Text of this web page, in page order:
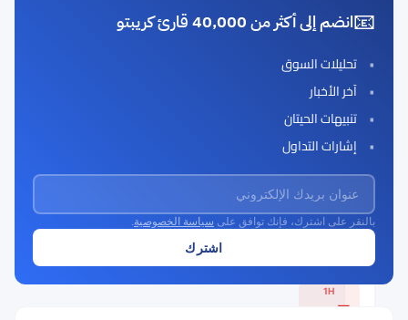
إيثينا
(Ethena)
السعر الحالي
$0.0954
1H
▼
📧انضم إلى أكثر من 40,000 قارئ كريبتو
تحليلات السوق
آخر الأخبار
تنبيهات الحيتان
إشارات التداول
بالنقر على اشترك، فإنك توافق على سياسة الخصوصية.